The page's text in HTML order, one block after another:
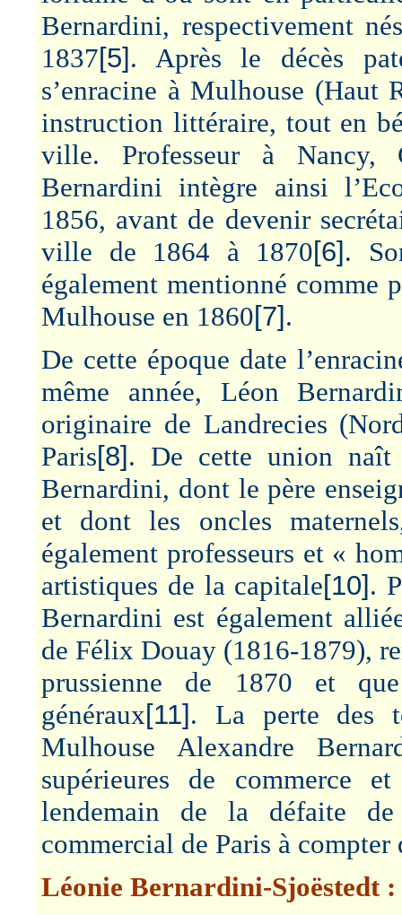
Bernardini, respectivement
1837[5] . Après le décès
s’enracine à Mulhouse
instruction littéraire, tout en
ville. Professeur à Nancy,
Bernardini intègre ainsi
1856, avant de devenir
ville de 1864 à 1870[6] .
également mentionné comme
Mulhouse en 1860[7] .
De cette époque date
même année, Léon
originaire de Landrecies
Paris[8] . De cette union
Bernardini, dont le père
et dont les oncles
également professeurs et «
artistiques de la capitale[10] .
Bernardini est également
de Félix Douay (1816-1879),
prussienne de 1870 et
généraux[11] . La perte des
Mulhouse Alexandre
supérieures de commerce
lendemain de la défaite
commercial de Paris à compter
Léonie Bernardini-Sjoëstedt